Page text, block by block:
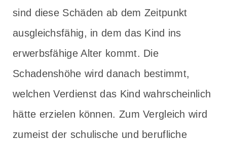
sind diese Schäden ab dem Zeitpunkt
ausgleichsfähig, in dem das Kind ins
erwerbsfähige Alter kommt. Die
Schadenshöhe wird danach bestimmt,
welchen Verdienst das Kind wahrscheinlich
hätte erzielen können. Zum Vergleich wird
zumeist der schulische und berufliche